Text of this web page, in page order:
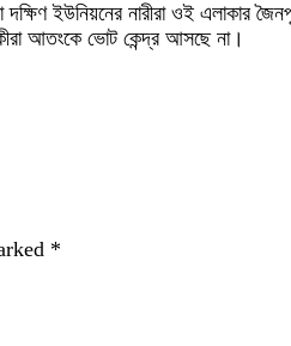
ইউনিয়নের নারীরা ওই এলাকার
আতংকে ভোট কেন্দ্র আসছে না।
*